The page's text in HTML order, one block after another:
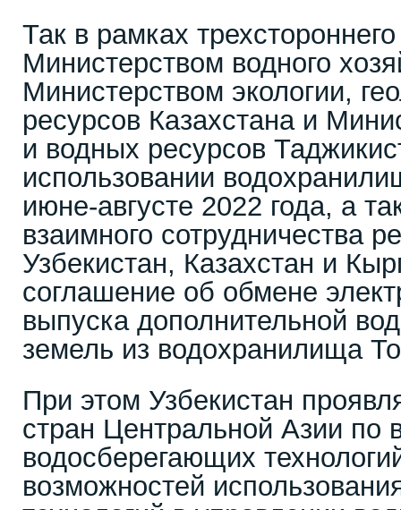
Так в рамках
Министерством водного
Министерством экологии,
ресурсов Казахстана и
и водных ресурсов
использовании
июне-августе 2022 года, а
взаимного сотрудничества
Узбекистан, Казахстан и
соглашение об обмене
выпуска дополнительной
земель из водохранилища
При этом Узбекистан
стран Центральной Азии по
водосберегающих
возможностей